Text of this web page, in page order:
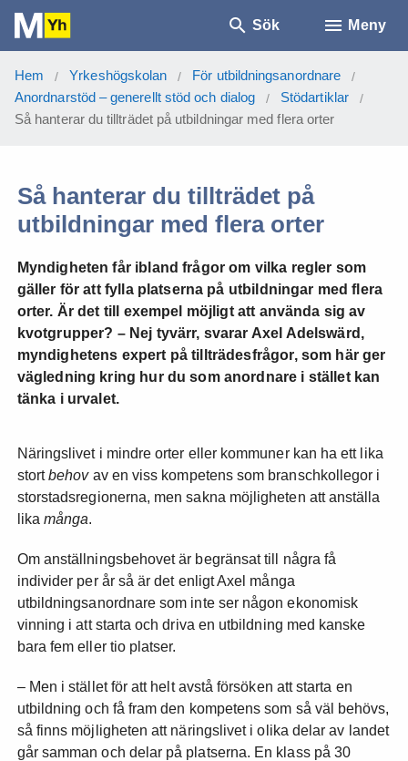
Sök Meny
Hem / Yrkeshögskolan / För utbildningsanordnare /
Anordnarstöd – generellt stöd och dialog / Stödartiklar /
Så hanterar du tillträdet på utbildningar med flera orter
Så hanterar du tillträdet på
utbildningar med flera orter
Myndigheten får ibland frågor om vilka regler som
gäller för att fylla platserna på utbildningar med flera
orter. Är det till exempel möjligt att använda sig av
kvotgrupper? – Nej tyvärr, svarar Axel Adelswärd,
myndighetens expert på tillträdesfrågor, som här ger
vägledning kring hur du som anordnare i stället kan
tänka i urvalet.
Näringslivet i mindre orter eller kommuner kan ha ett lika
stortbehovav en viss kompetens som branschkollegor i
storstadsregionerna, men sakna möjligheten att anställa
likamånga.
Om anställningsbehovet är begränsat till några få
individer per år så är det enligt Axel många
utbildningsanordnare som inte ser någon ekonomisk
vinning i att starta och driva en utbildning med kanske
bara fem eller tio platser.
– Men i stället för att helt avstå försöken att starta en
utbildning och få fram den kompetens som så väl behövs,
så finns möjligheten att näringslivet i olika delar av landet
går samman och delar på platserna. En klass på 30